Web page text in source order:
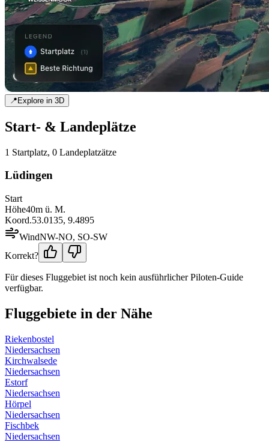
📍Explore in 3D
Start- & Landeplätze
1 Startplatz, 0 Landeplatzätze
Lüdingen
Start
Höhe40m ü. M.
Koord.53.0135, 9.4895
WindNW-NO, SO-SW
Korrekt?
Für dieses Fluggebiet ist noch kein ausführlicher Piloten-Guide
verfügbar.
Fluggebiete in der Nähe
Riekenbostel
Niedersachsen
Kirchwalsede
Niedersachsen
Estorf
Niedersachsen
Hörpel
Niedersachsen
Fischbek
Niedersachsen